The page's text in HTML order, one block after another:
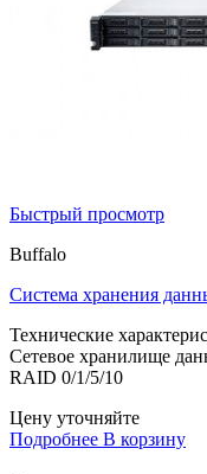
Быстрый просмотр
Buffalo
Система хранения
Технические
Сетевое хранилище
RAID 0/1/5/10
Цену уточняйте
Подробнее В корзину